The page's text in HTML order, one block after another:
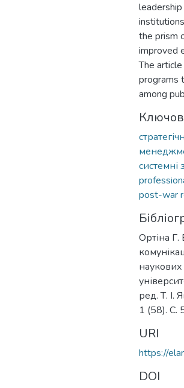
the prism
improved
The
programs
among
системні
post-war
Ортіна Г.
ред. Т. І.
1 (58). С.
URI
https://
DOI